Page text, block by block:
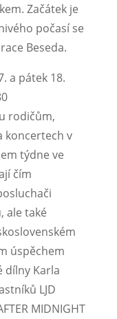
Začátek je
počasí se
Beseda.
a pátek 18.
rodičům,
koncertech v
týdne ve
čím
ale také
úspěchem
dílny Karla
LJD
MIDNIGHT